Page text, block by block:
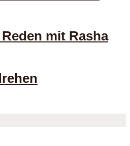
mit Rasha